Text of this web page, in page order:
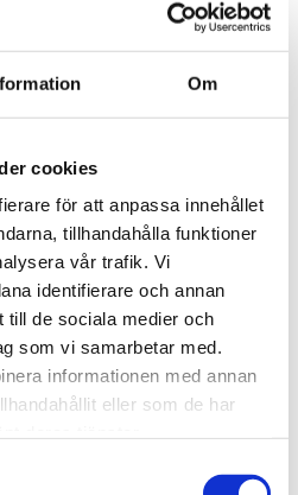
för invandrare (sfi)
Toggle submenu
och planprogramToggle submenu
Toggle submenu
ett planprogram?
planprogram
styrdokument för
Toggle submenu
för företag och verksamheter
Backe
submenu
Om
cookies
för att anpassa innehållet
tillhandahålla funktioner
vår trafik. Vi
identifierare och annan
till de sociala medier och
som vi samarbetar med.
informationen med annan
eller som de har